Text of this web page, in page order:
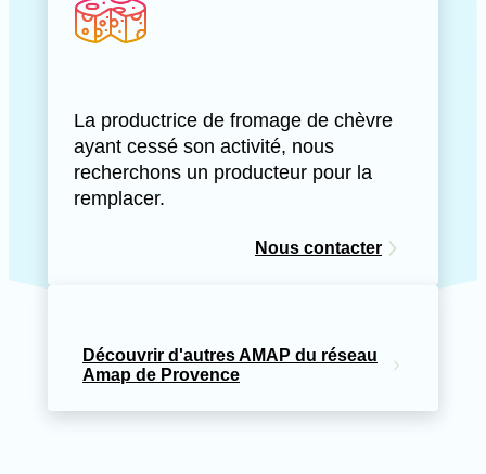
La productrice de fromage de chèvre
ayant cessé son activité, nous
recherchons un producteur pour la
remplacer.
Nous contacter
Découvrir d'autres AMAP du réseau
Amap de Provence